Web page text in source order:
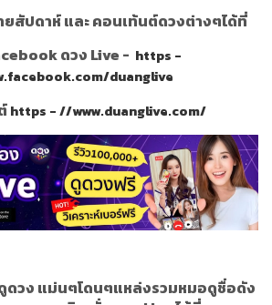
ยสัปดาห์ และ คอนเท้นต์ดวงต่างๆได้ที่
ดวง Live - https -
duanglive
https - //www.duanglive.com/
ดวง แม่นๆโดนๆแหล่งรวมหมอดูชื่อดัง